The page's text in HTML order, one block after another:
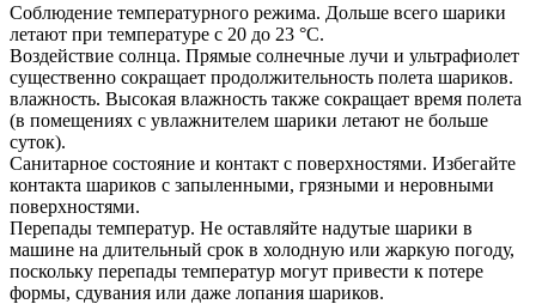
Соблюдение температурного режима. Дольше всего шарики
летают при температуре с 20 до 23 °C.
Воздействие солнца. Прямые солнечные лучи и ультрафиолет
существенно сокращает продолжительность полета шариков.
влажность. Высокая влажность также сокращает время полета
(в помещениях с увлажнителем шарики летают не больше
суток).
Санитарное состояние и контакт с поверхностями. Избегайте
контакта шариков с запыленными, грязными и неровными
поверхностями.
Перепады температур. Не оставляйте надутые шарики в
машине на длительный срок в холодную или жаркую погоду,
поскольку перепады температур могут привести к потере
формы, сдувания или даже лопания шариков.